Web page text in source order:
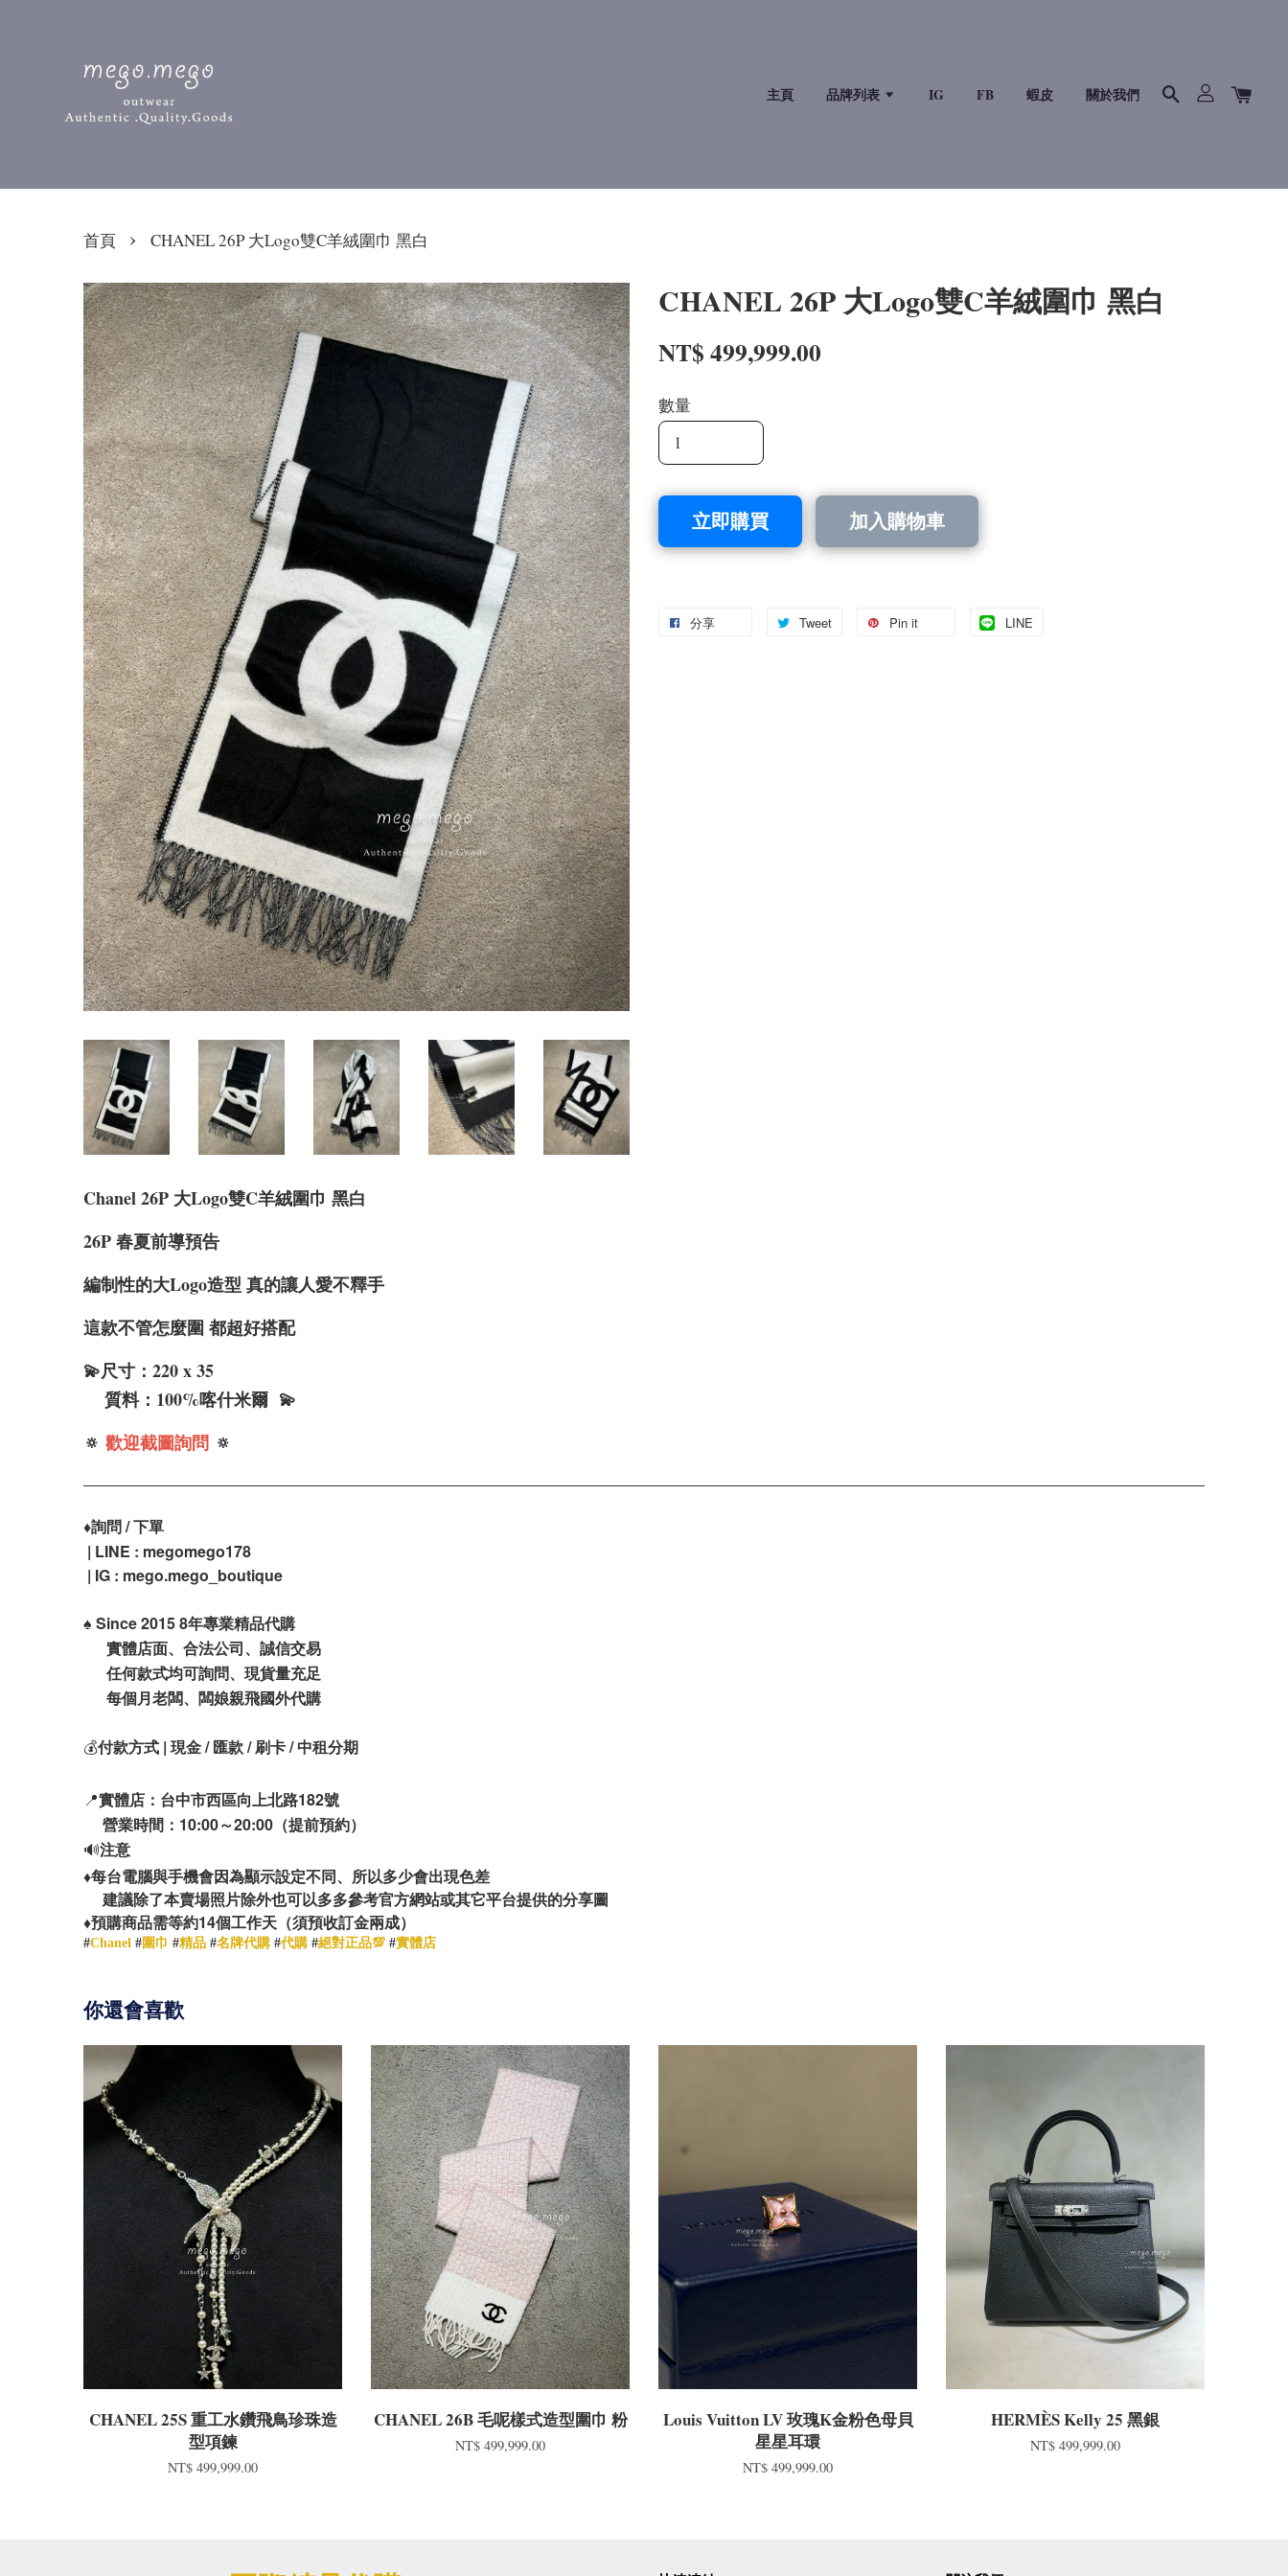
主頁 品牌列表 IG FB 蝦皮 關於我們
首頁 › CHANEL 26P 大Logo雙C羊絨圍巾 黑白
CHANEL 26P 大Logo雙C羊絨圍巾 黑白
NT$ 499,999.00
數量
立即購買 加入購物車
分享 Tweet Pin it LINE
Chanel 26P 大Logo雙C羊絨圍巾 黑白
26P 春夏前導預告
編制性的大Logo造型 真的讓人愛不釋手
這款不管怎麼圍 都超好搭配
💫尺寸：220 x 35
質料：100%喀什米爾 💫
🔅 歡迎截圖詢問 🔅
♦️詢問 / 下單
| LINE : megomego178
| IG : mego.mego_boutique
♠️ Since 2015 8年專業精品代購
實體店面、合法公司、誠信交易
任何款式均可詢問、現貨量充足
每個月老闆、闆娘親飛國外代購
💰付款方式 | 現金 / 匯款 / 刷卡 / 中租分期
📍實體店：台中市西區向上北路182號
營業時間：10:00～20:00（提前預約）
🔊注意
♦️每台電腦與手機會因為顯示設定不同、所以多少會出現色差
建議除了本賣場照片除外也可以多多參考官方網站或其它平台提供的分享圖
♦️預購商品需等約14個工作天（須預收訂金兩成）
#Chanel #圍巾 #精品 #名牌代購 #代購 #絕對正品💯 #實體店
你還會喜歡
CHANEL 25S 重工水鑽飛鳥珍珠造
型項鍊
NT$ 499,999.00
CHANEL 26B 毛呢樣式造型圍巾 粉
NT$ 499,999.00
Louis Vuitton LV 玫瑰K金粉色母貝
星星耳環
NT$ 499,999.00
HERMÈS Kelly 25 黑銀
NT$ 499,999.00